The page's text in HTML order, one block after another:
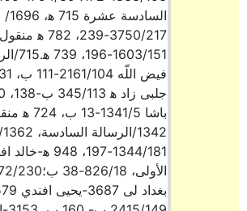
3750/217-
1603/
باشا